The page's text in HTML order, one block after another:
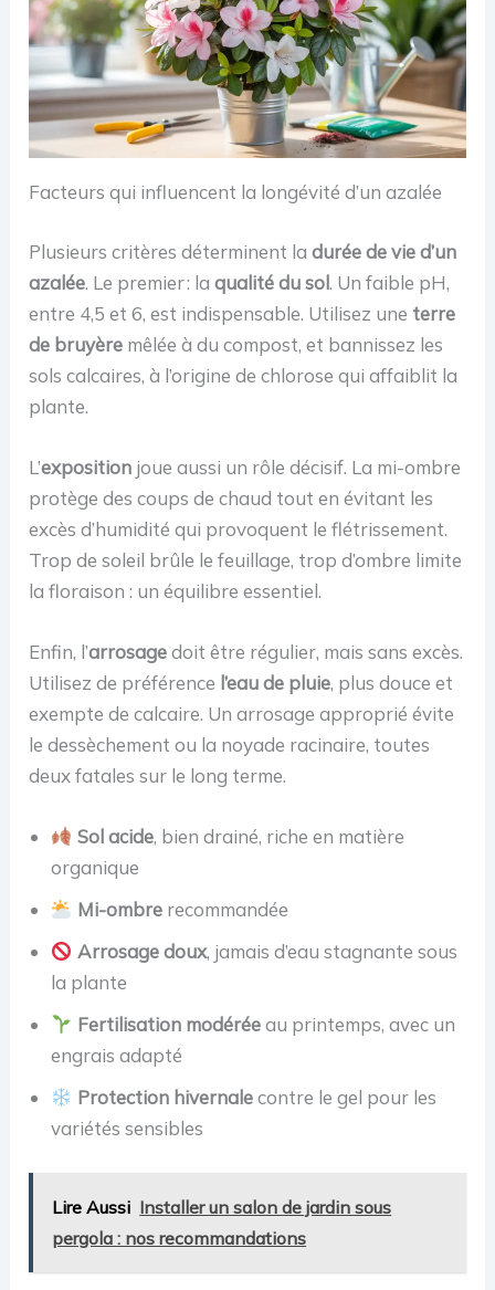
Facteurs qui influencent la longévité d’un azalée
Plusieurs critères déterminent ladurée de vie d’un
azalée. Le premier : laqualité du sol. Un faible pH,
entre 4,5 et 6, est indispensable. Utilisez une terre
de bruyère mêlée à du compost, et bannissez les
sols calcaires, à l’origine de chlorose qui affaiblit la
plante.
L’exposition joue aussi un rôle décisif. La mi-ombre
protège des coups de chaud tout en évitant les
excès d’humidité qui provoquent le flétrissement.
Trop de soleil brûle le feuillage, trop d’ombre limite
la floraison : un équilibre essentiel.
Enfin, l’arrosagedoit être régulier, mais sans excès.
Utilisez de préférence l’eau de pluie, plus douce et
exempte de calcaire. Un arrosage approprié évite
le dessèchement ou la noyade racinaire, toutes
deux fatales sur le long terme.
Sol acide, bien drainé, riche en matière
organique
Mi-ombrerecommandée
Arrosage doux, jamais d’eau stagnante sous
la plante
Fertilisation modéréeau printemps, avec un
engrais adapté
Protection hivernalecontre le gel pour les
variétés sensibles
Lire Aussi Installer un salon de jardin sous
pergola : nos recommandations